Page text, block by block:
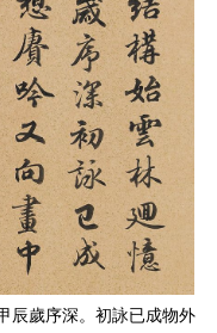
辰歲序深。初詠已成物外